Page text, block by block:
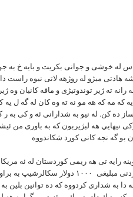
له خوشى و جوانى بكريت و بایه خ به
هادتى ميژو له روژهه لاتى نيوه راست
ده كن. له نیو به شدارانی ئه و کی به
نيهايي هه لبژيربون كه به باورى من
رایه تی هه ریمی کوردستان له ئه
م پروگرامه ى كردووه و به ته رخان كردنى مبليغى
دا به شدارى كردووه كه ده توانين بلين